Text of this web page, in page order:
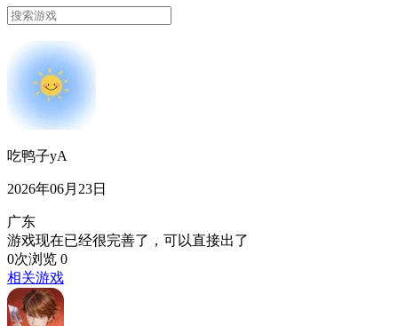
吃鸭子yA
2026年06月23日
广东
游戏现在已经很完善了，可以直接出了
0次浏览 0
相关游戏